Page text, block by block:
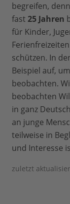
begreifen,
fast 25 Jahren
für Kinder,
schützen. In
Beispiel auf,
beobachten.
beobachten
in ganz
an junge
teilweise in
und Interesse
zuletzt